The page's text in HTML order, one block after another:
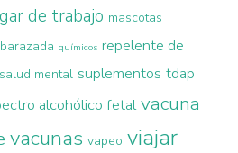
de trabajo mascotas
químicos repelente de
salud mental suplementos tdap
alcohólico fetal vacuna
vacunas vapeo viajar